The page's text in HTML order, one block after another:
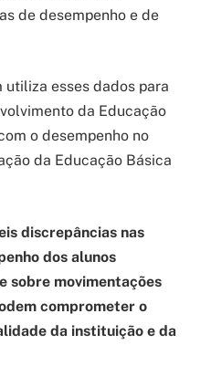
de desempenho e de
esses dados para
da Educação
o desempenho no
da Educação Básica
discrepâncias nas
dos alunos
sobre movimentações
comprometer o
da instituição e da